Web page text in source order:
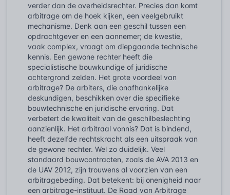
verder dan de overheidsrechter. Precies dan komt
arbitrage om de hoek kijken, een veelgebruikt
mechanisme. Denk aan een geschil tussen een
opdrachtgever en een aannemer; de kwestie,
vaak complex, vraagt om diepgaande technische
kennis. Een gewone rechter heeft die
specialistische bouwkundige of juridische
achtergrond zelden. Het grote voordeel van
arbitrage? De arbiters, die onafhankelijke
deskundigen, beschikken over die specifieke
bouwtechnische en juridische ervaring. Dat
verbetert de kwaliteit van de geschilbeslechting
aanzienlijk. Het arbitraal vonnis? Dat is bindend,
heeft dezelfde rechtskracht als een uitspraak van
de gewone rechter. Wel zo duidelijk. Veel
standaard bouwcontracten, zoals de AVA 2013 en
de UAV 2012, zijn trouwens al voorzien van een
arbitragebeding. Dat betekent: bij onenigheid naar
een arbitrage-instituut. De Raad van Arbitrage